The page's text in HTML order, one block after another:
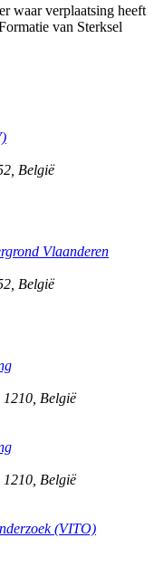
waar verplaatsing heeft
van Sterksel
België
Vlaanderen
België
1210 België
1210 België
(VITO)